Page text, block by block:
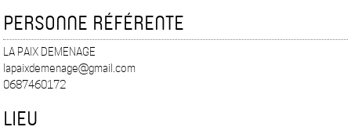
PERSONNE RÉFÉRENTE
LA PAIX DEMENAGE
lapaixdemenage@gmail.com
0687460172
LIEU